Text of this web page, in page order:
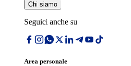
Chi siamo
Seguici anche su
Area personale